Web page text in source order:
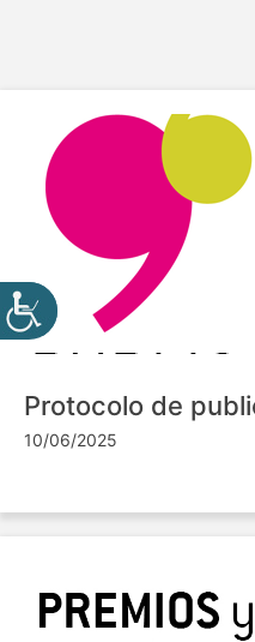
Protocolo de
10/06/2025